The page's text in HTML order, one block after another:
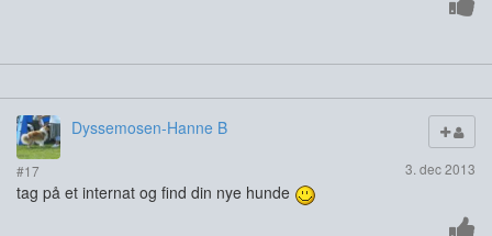
Dyssemosen-Hanne B
#17 3. dec 2013
tag på et internat og find din nye hunde